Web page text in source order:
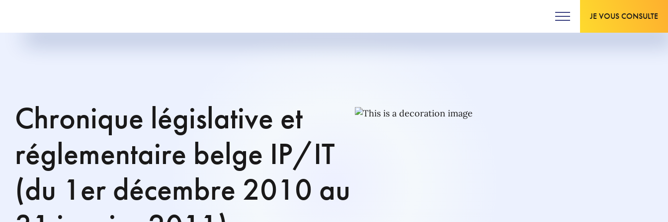
JE VOUS CONSULTE
Chronique législative et
réglementaire belge IP/IT
(du 1er décembre 2010 au